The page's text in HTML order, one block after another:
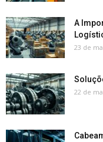
A
23 de
22 de